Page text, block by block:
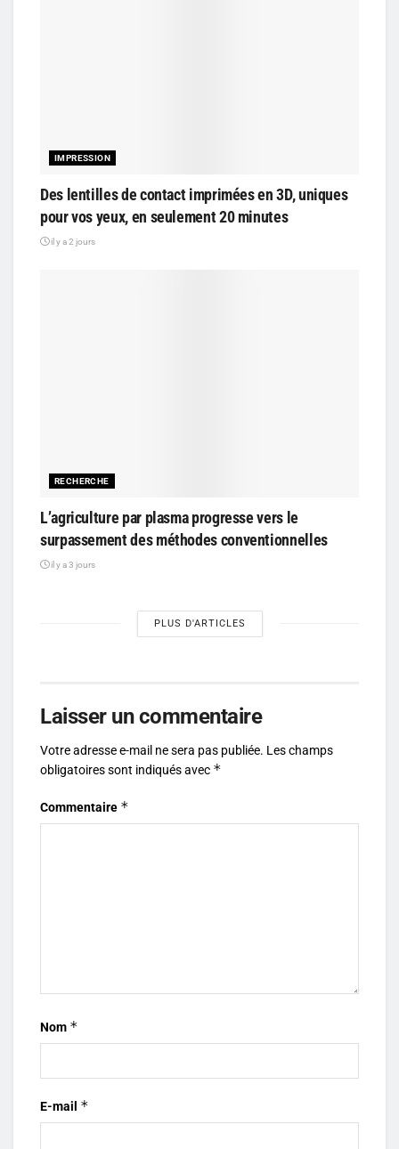
IMPRESSION
Des lentilles de contact imprimées en 3D, uniques
pour vos yeux, en seulement 20 minutes
il y a 2 jours
RECHERCHE
L’agriculture par plasma progresse vers le
surpassement des méthodes conventionnelles
il y a 3 jours
PLUS D'ARTICLES
Laisser un commentaire
Votre adresse e-mail ne sera pas publiée. Les champs
obligatoires sont indiqués avec *
Commentaire *
Nom *
E-mail *